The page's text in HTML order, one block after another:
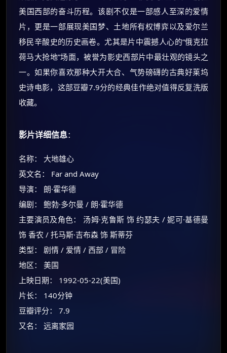
美国西部的奋斗历程。该剧不仅是一部感人至深的爱情
片，更是一部展现美国梦、土地所有权博弈以及爱尔兰
移民辛酸史的历史画卷。尤其是片中震撼人心的“俄克拉
荷马大抢地”场面，被誉为影史西部片中最壮观的镜头之
一。如果你喜欢那种大开大合、气势磅礴的古典好莱坞
史诗电影，这部豆瓣7.9分的经典佳作绝对值得反复洗版
收藏。
影片详细信息：
名称： 大地雄心
英文名： Far and Away
导演： 朗·霍华德
编剧： 鲍勃·多尔曼 / 朗·霍华德
主要演员及角色： 汤姆·克鲁斯 饰 约瑟夫 / 妮可·基德曼
饰 香农 / 托马斯·吉布森 饰 斯蒂芬
类型： 剧情 / 爱情 / 西部 / 冒险
地区： 美国
上映日期： 1992-05-22(美国)
片长： 140分钟
豆瓣评分： 7.9
又名： 远离家园